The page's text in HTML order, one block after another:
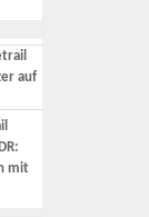
mit